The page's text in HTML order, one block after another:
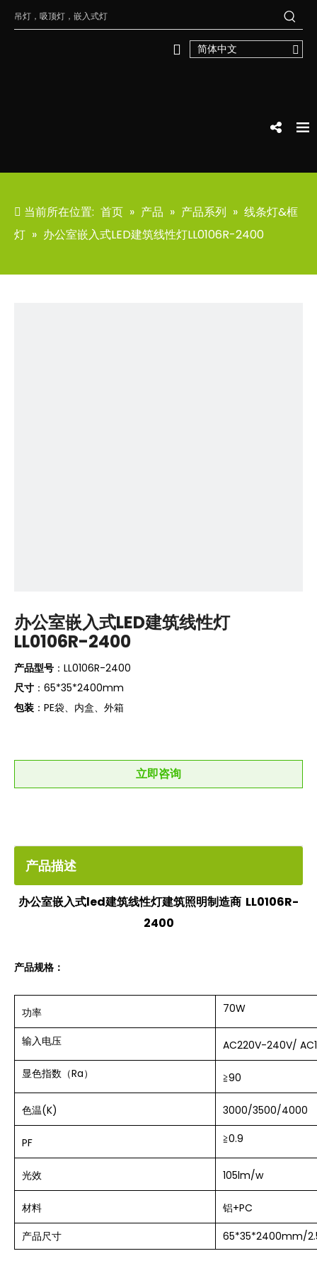
简体中文
当前所在位置: 首页 » 产品 » 产品系列 » 线条灯&框
灯 » 办公室嵌入式LED建筑线性灯LL0106R-2400
办公室嵌入式LED建筑线性灯
LL0106R-2400
产品型号 ：LL0106R-2400
尺寸 ：65*35*2400mm
包装 ：PE袋、内盒、外箱
立即咨询
产品描述
办公室嵌入式led建筑线性灯建筑照明制造商 LL0106R-
2400
产品规格：
功率 70W
输入电压
AC220V-240V/
显色指数（Ra）
≧90
色温(K) 3000/3500/4000
PF ≧0.9
光效 105lm/w
材料
铝+PC
产品尺寸
65*35*2400mm/